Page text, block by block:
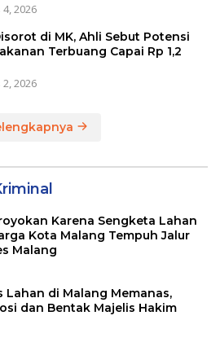
2026
di MK, Ahli Sebut Potensi
Terbuang Capai Rp 1,2
2026
Karena Sengketa Lahan
Kota Malang Tempuh Jalur
Malang
Lahan di Malang Memanas,
dan Bentak Majelis Hakim